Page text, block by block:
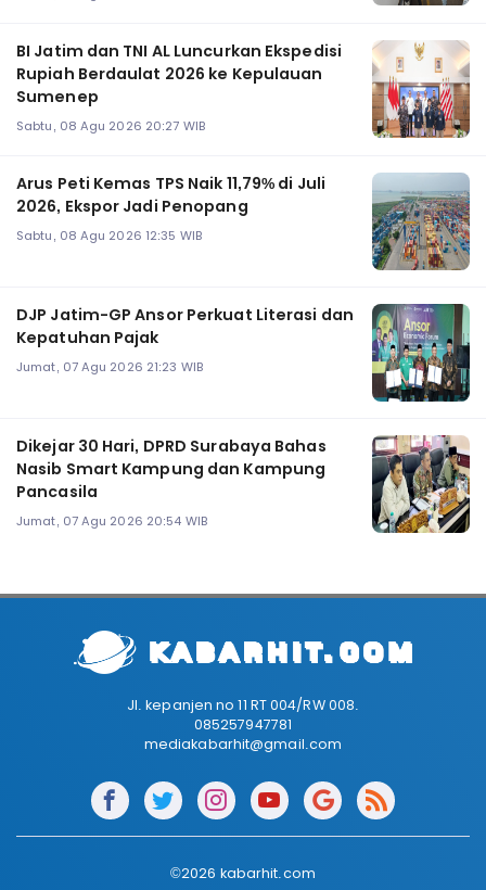
BI Jatim dan TNI AL Luncurkan Ekspedisi
Rupiah Berdaulat 2026 ke Kepulauan
Sumenep
Sabtu, 08 Agu 2026 20:27 WIB
Arus Peti Kemas TPS Naik 11,79% di Juli
2026, Ekspor Jadi Penopang
Sabtu, 08 Agu 2026 12:35 WIB
DJP Jatim-GP Ansor Perkuat Literasi dan
Kepatuhan Pajak
Jumat, 07 Agu 2026 21:23 WIB
Dikejar 30 Hari, DPRD Surabaya Bahas
Nasib Smart Kampung dan Kampung
Pancasila
Jumat, 07 Agu 2026 20:54 WIB
Jl. kepanjen no 11 RT 004/RW 008.
085257947781
mediakabarhit@gmail.com
©2026 kabarhit.com